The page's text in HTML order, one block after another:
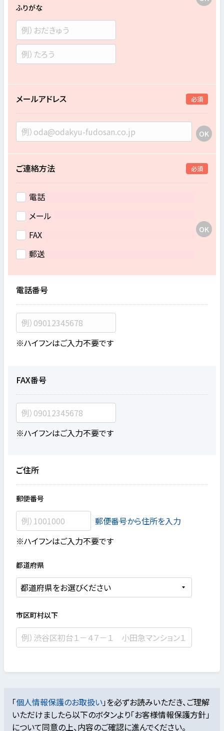
ふりがな
メールアドレス 必須
ご連絡方法 必須
電話
メール
FAX
郵送
電話番号
※ハイフンはご入力不要です
FAX番号
※ハイフンはご入力不要です
ご住所
郵便番号
郵便番号から住所を入力
※ハイフンはご入力不要です
都道府県
市区町村以下
「個人情報保護のお取扱い」を必ずお読みいただき、ご理解
いただけましたら以下のボタンより「お客様情報保護方針」
について同意の上、内容のご確認に進んでください。